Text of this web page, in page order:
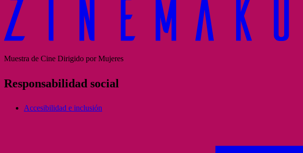
Muestra de Cine Dirigido por Mujeres
Responsabilidad social
Accesibilidad e inclusión